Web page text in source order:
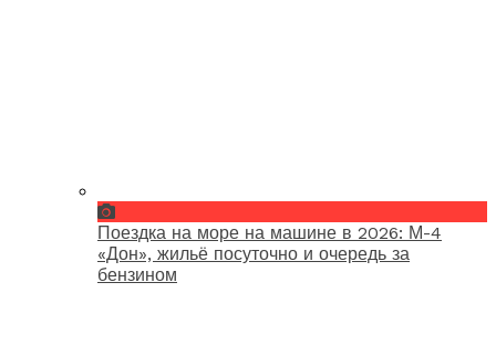
Поездка на море на машине в 2026: М-4
«Дон», жильё посуточно и очередь за
бензином